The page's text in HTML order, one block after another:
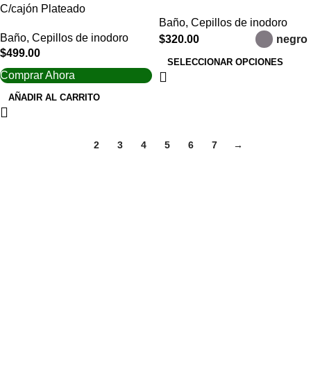
C/cajón Plateado
Baño, Cepillos de inodoro
$499.00
Comprar Ahora
AÑADIR AL CARRITO
Baño, Cepillos de inodoro
$320.00 negro
SELECCIONAR OPCIONES
2 3 4 5 6 7 →